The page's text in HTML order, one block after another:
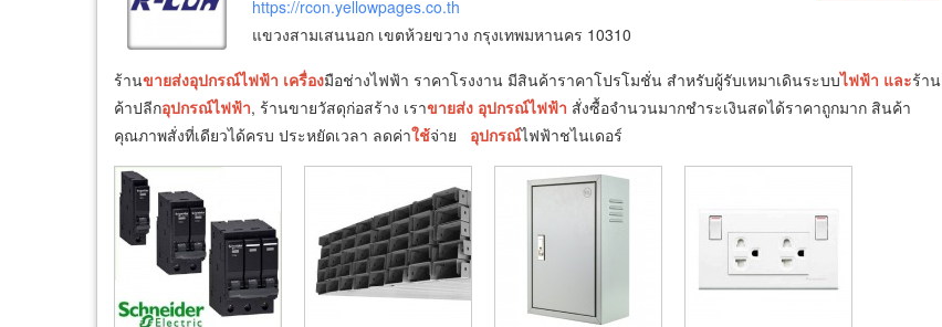
https://rcon.yellowpages.co.th
แขวงสามเสนนอก เขตห้วยขวาง กรุงเทพมหานคร 10310
ร้านขายส่งอุปกรณ์ไฟฟ้า เครื่องมือช่างไฟฟ้า ราคาโรงงาน มีสินค้าราคาโปรโมชั่น สำหรับผู้รับเหมาเดินระบบไฟฟ้า และร้าน
ค้าปลีกอุปกรณ์ไฟฟ้า, ร้านขายวัสดุก่อสร้าง เราขายส่ง อุปกรณ์ไฟฟ้า สั่งซื้อจำนวนมากชำระเงินสดได้ราคาถูกมาก สินค้า
คุณภาพสั่งที่เดียวได้ครบ ประหยัดเวลา ลดค่าใช้จ่าย อุปกรณ์ไฟฟ้าชไนเดอร์